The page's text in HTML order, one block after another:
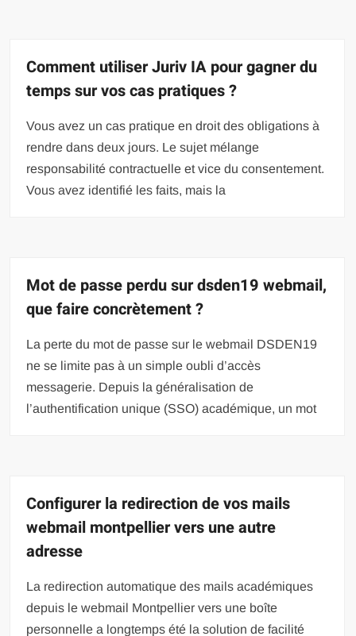
Comment utiliser Juriv IA pour gagner du
temps sur vos cas pratiques ?
Vous avez un cas pratique en droit des obligations à
rendre dans deux jours. Le sujet mélange
responsabilité contractuelle et vice du consentement.
Vous avez identifié les faits, mais la
Mot de passe perdu sur dsden19 webmail,
que faire concrètement ?
La perte du mot de passe sur le webmail DSDEN19
ne se limite pas à un simple oubli d’accès
messagerie. Depuis la généralisation de
l’authentification unique (SSO) académique, un mot
Configurer la redirection de vos mails
webmail montpellier vers une autre
adresse
La redirection automatique des mails académiques
depuis le webmail Montpellier vers une boîte
personnelle a longtemps été la solution de facilité